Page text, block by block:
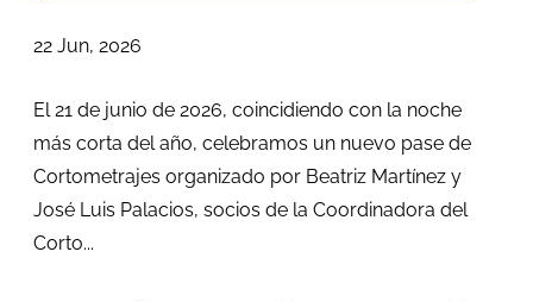
22 Jun, 2026
El 21 de junio de 2026, coincidiendo con la noche
más corta del año, celebramos un nuevo pase de
Cortometrajes organizado por Beatriz Martínez y
José Luis Palacios, socios de la Coordinadora del
Corto...